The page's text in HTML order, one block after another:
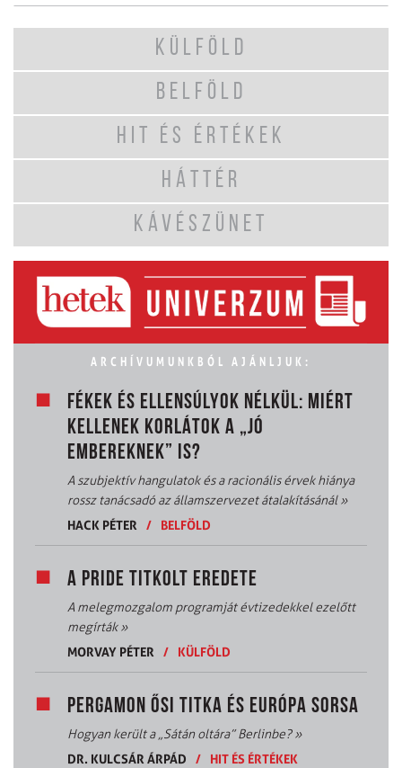
KÜLFÖLD
BELFÖLD
HIT ÉS ÉRTÉKEK
HÁTTÉR
KÁVÉSZÜNET
ARCHÍVUMUNKBÓL AJÁNLJUK:
FÉKEK ÉS ELLENSÚLYOK NÉLKÜL: MIÉRT
KELLENEK KORLÁTOK A „JÓ
EMBEREKNEK” IS?
A szubjektív hangulatok és a racionális érvek hiánya
rossz tanácsadó az államszervezet átalakításánál»
HACK PÉTER
/ BELFÖLD
A PRIDE TITKOLT EREDETE
A melegmozgalom programját évtizedekkel ezelőtt
megírták»
MORVAY PÉTER
/ KÜLFÖLD
PERGAMON ŐSI TITKA ÉS EURÓPA SORSA
Hogyan került a „Sátán oltára” Berlinbe?»
DR. KULCSÁR ÁRPÁD
/ HIT ÉS ÉRTÉKEK